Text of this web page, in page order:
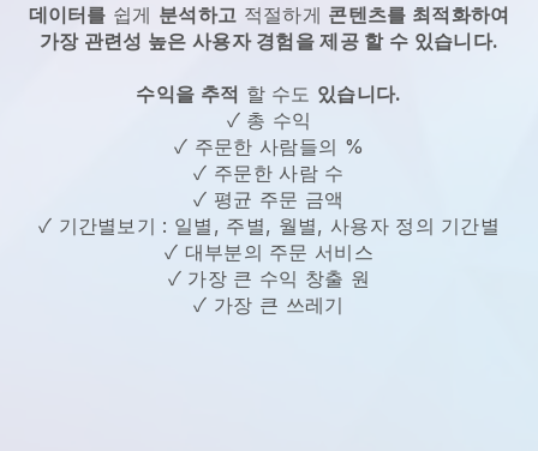
데이터를 쉽게 분석하고 적절하게 콘텐츠를 최적화하여
가장 관련성 높은 사용자 경험을 제공 할 수 있습니다.
수익을 추적 할 수도 있습니다.
✓ 총 수익
✓ 주문한 사람들의 %
✓ 주문한 사람 수
✓ 평균 주문 금액
✓ 기간별보기 : 일별, 주별, 월별, 사용자 정의 기간별
✓ 대부분의 주문 서비스
✓ 가장 큰 수익 창출 원
✓ 가장 큰 쓰레기